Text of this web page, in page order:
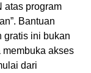
atas program
Bantuan
gratis ini bukan
akses
dari